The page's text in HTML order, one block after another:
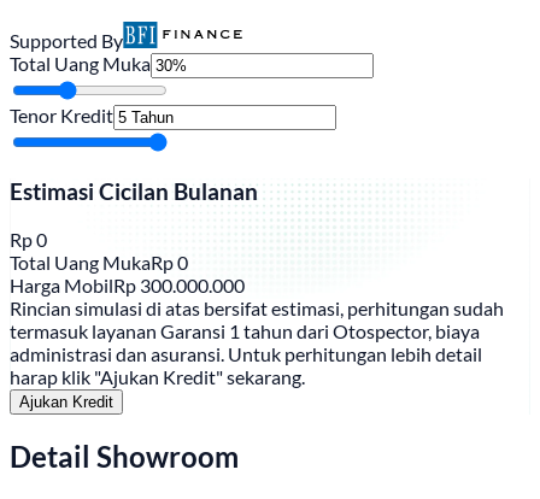
Supported By
Total Uang Muka
Tenor Kredit
Estimasi Cicilan Bulanan
Rp0
Total Uang MukaRp0
Harga MobilRp 300.000.000
Rincian simulasi di atas bersifat estimasi, perhitungan sudah
termasuk layanan Garansi 1 tahun dari Otospector, biaya
administrasi dan asuransi. Untuk perhitungan lebih detail
harap klik "Ajukan Kredit" sekarang.
Ajukan Kredit
Detail Showroom